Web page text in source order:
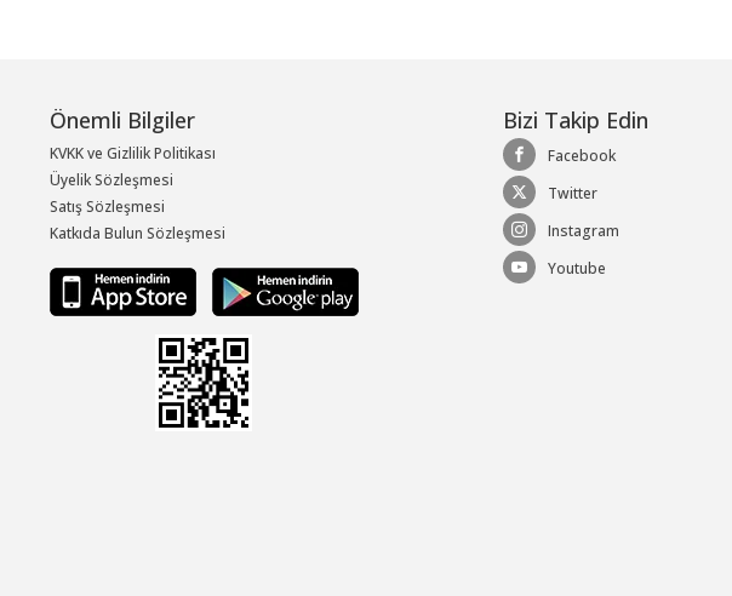
Önemli Bilgiler
KVKK ve Gizlilik Politikası
Üyelik Sözleşmesi
Satış Sözleşmesi
Katkıda Bulun Sözleşmesi
Bizi Takip Edin
Facebook
Twitter
Instagram
Youtube